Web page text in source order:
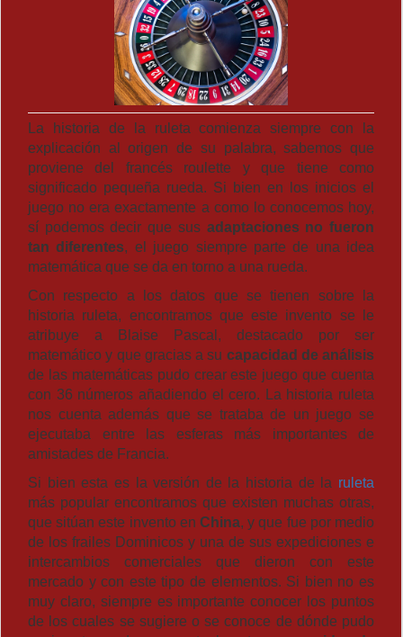
La historia de la ruleta comienza siempre con la
explicación al origen de su palabra, sabemos que
proviene del francés roulette y que tiene como
significado pequeña rueda. Si bien en los inicios el
juego no era exactamente a como lo conocemos hoy,
sí podemos decir que sus adaptaciones no fueron
tan diferentes, el juego siempre parte de una idea
matemática que se da en torno a una rueda.
Con respecto a los datos que se tienen sobre la
historia ruleta, encontramos que este invento se le
atribuye a Blaise Pascal, destacado por ser
matemático y que gracias a su capacidad de análisis
de las matemáticas pudo crear este juego que cuenta
con 36 números añadiendo el cero. La historia ruleta
nos cuenta además que se trataba de un juego se
ejecutaba entre las esferas más importantes de
amistades de Francia.
Si bien esta es la versión de la historia de la ruleta
más popular encontramos que existen muchas otras,
que sitúan este invento en China, y que fue por medio
de los frailes Dominicos y una de sus expediciones e
intercambios comerciales que dieron con este
mercado y con este tipo de elementos. Si bien no es
muy claro, siempre es importante conocer los puntos
de los cuales se sugiere o se conoce de dónde pudo